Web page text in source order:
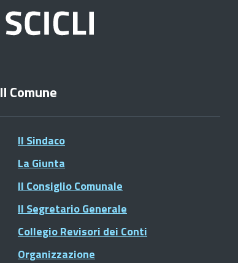
Il Comune
Il Sindaco
La Giunta
Il Consiglio Comunale
Il Segretario Generale
Collegio Revisori dei Conti
Organizzazione